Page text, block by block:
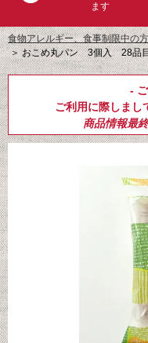
ます
食物アレルギー、食事制限中の
＞おこめ丸パン 3個入 28品
-
ご利用に際しまし
商品情報最